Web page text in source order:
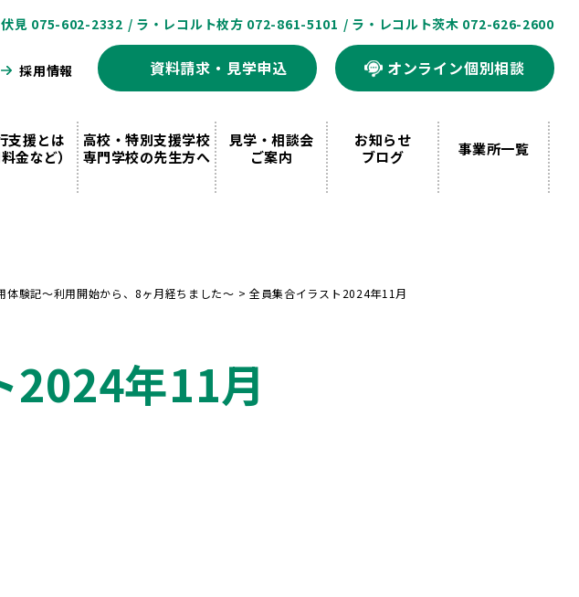
見 075-602-2332 / ラ・レコルト枚方 072-861-5101 / ラ・レコルト茨木 072-626-2600
採用情報 資料請求・見学申込 オンライン個別相談
支援とは
金など）
高校・特別支援学校
専門学校の先生方へ
見学・相談会
ご案内
お知らせ
ブログ
事業所一覧
体験記〜利用開始から、8ヶ月経ちました～ > 全員集合イラスト2024年11月
2024年11月